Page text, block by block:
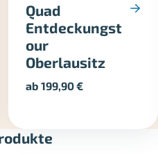
Quad
Entdeckungst
our
Oberlausitz
ab199,90€